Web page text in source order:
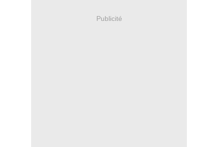
Publicité